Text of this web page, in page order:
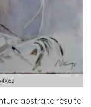
abstraite résulte